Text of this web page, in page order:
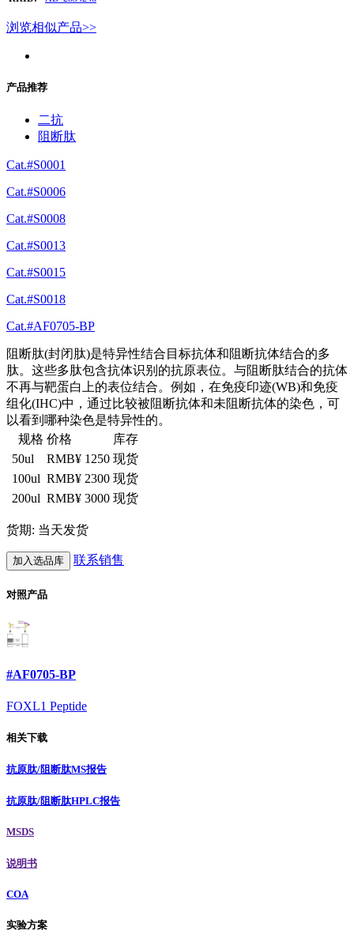
浏览相似产品>>
产品推荐
二抗
阻断肽
Cat.#S0001
Cat.#S0006
Cat.#S0008
Cat.#S0013
Cat.#S0015
Cat.#S0018
Cat.#AF0705-BP
阻断肽(封闭肽)是特异性结合目标抗体和阻断抗体结合的多
肽。这些多肽包含抗体识别的抗原表位。与阻断肽结合的抗体
不再与靶蛋白上的表位结合。例如，在免疫印迹(WB)和免疫
组化(IHC)中，通过比较被阻断抗体和未阻断抗体的染色，可
以看到哪种染色是特异性的。
规格 价格
库存
50ul
RMB¥ 1250 现货
100ul RMB¥ 2300 现货
200ul RMB¥ 3000 现货
货期: 当天发货
加入选品库 联系销售
对照产品
#AF0705-BP
FOXL1 Peptide
相关下载
抗原肽/阻断肽MS报告
抗原肽/阻断肽HPLC报告
MSDS
说明书
COA
实验方案